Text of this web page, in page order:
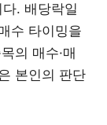
. 배당락일
수 타이밍을
의 매수·매
본인의 판단